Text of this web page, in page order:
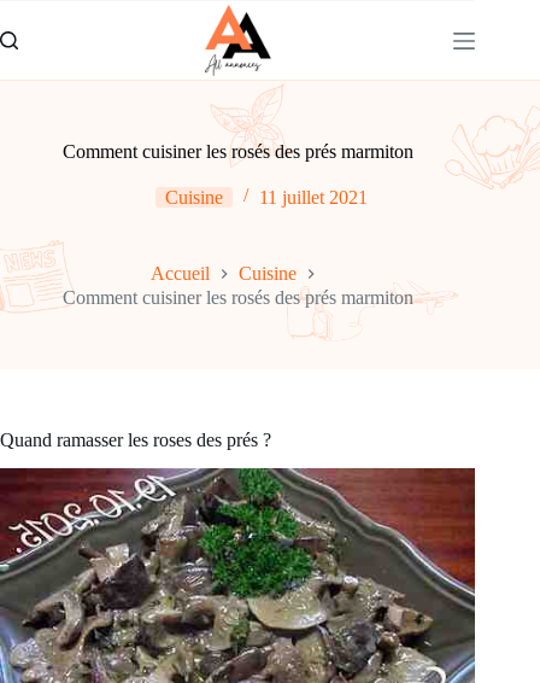
au
contenu
Comment cuisiner les rosés des prés marmiton
Cuisine 11 juillet 2021
Accueil
Cuisine
Comment cuisiner les rosés des prés marmiton
Quand ramasser les roses des prés ?